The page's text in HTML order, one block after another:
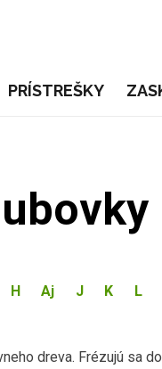
PRÍSTREŠKY
H Aj J K L
dreva. Frézujú sa